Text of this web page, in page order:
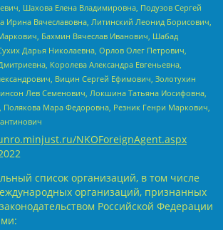
Шахова Елена Владимировна, Подузов Сергей
Ирина Вячеславовна, Литинский Леонид Борисович,
Бахмин Вячеслав Иванович, Шабад
Дарья Николаевна, Орлов Олег Петрович,
Королева Александра Евгеньевна,
Вицин Сергей Ефимович, Золотухин
Лев Семенович, Локшина Татьяна Иосифовна,
Полякова Мара Федоровна, Резник Генри Маркович,
NKOForeignAgent.aspx
список организаций, в том числе
организаций, признанных
Российской Федерации